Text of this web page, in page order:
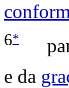
6*
e da